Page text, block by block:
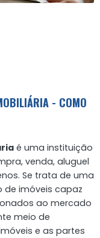
- COMO
é uma instituição
venda, aluguel
Se trata de uma
de imóveis capaz
ao mercado
meio de
e as partes